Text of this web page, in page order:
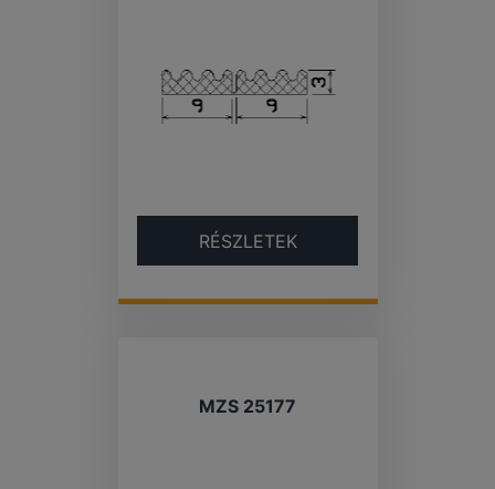
RÉSZLETEK
MZS 25177